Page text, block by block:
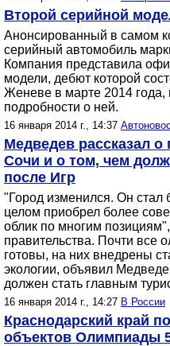
Второй серийной
Анонсированный в самом
серийный автомобиль
Компания представила
модели, дебют которой
Женеве в марте 2014 года,
подробности о ней.
16 января 2014 г., 14:37
Медведев рассказал
Сочи и о том, чем
после Игр
"Город изменился. Он стал
целом приобрел более
облик по многим позициям",
правительства. Почти все
готовы, на них внедрены
экологии, объявил
должен стать главным
16 января 2014 г., 14:27 В России
Краснодарский край
объектов Олимпиады